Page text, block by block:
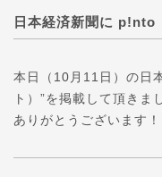
日本経済新聞に p!nto
本日（10月11日）の日
ト）”を掲載して頂きま
ありがとうございます！